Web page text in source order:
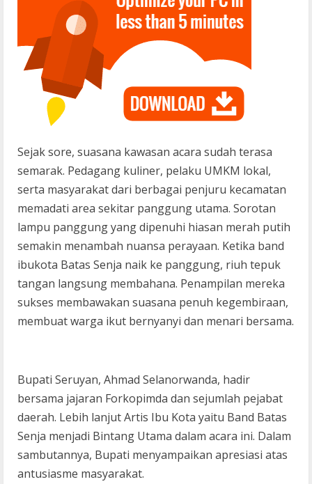
Sejak sore, suasana kawasan acara sudah terasa
semarak. Pedagang kuliner, pelaku UMKM lokal,
serta masyarakat dari berbagai penjuru kecamatan
memadati area sekitar panggung utama. Sorotan
lampu panggung yang dipenuhi hiasan merah putih
semakin menambah nuansa perayaan. Ketika band
ibukota Batas Senja naik ke panggung, riuh tepuk
tangan langsung membahana. Penampilan mereka
sukses membawakan suasana penuh kegembiraan,
membuat warga ikut bernyanyi dan menari bersama.
Bupati Seruyan, Ahmad Selanorwanda, hadir
bersama jajaran Forkopimda dan sejumlah pejabat
daerah. Lebih lanjut Artis Ibu Kota yaitu Band Batas
Senja menjadi Bintang Utama dalam acara ini. Dalam
sambutannya, Bupati menyampaikan apresiasi atas
antusiasme masyarakat.